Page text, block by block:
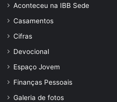
Aconteceu na IBB Sede
Casamentos
Cifras
Devocional
Espaço Jovem
Finanças Pessoais
Galeria de fotos